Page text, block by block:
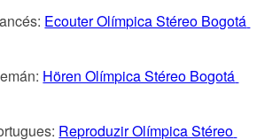
Ecouter Olímpica Stéreo Bogotá
Hören Olímpica Stéreo Bogotá
Reproduzir Olímpica Stéreo